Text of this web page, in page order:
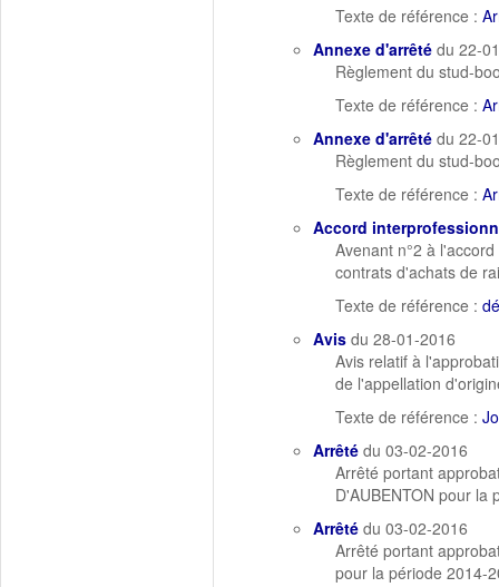
Texte de référence :
Annexe d'arrêté du 22-
Règlement du stud-
Texte de référence :
Annexe d'arrêté du 22-
Règlement du stud-
Texte de référence :
Accord
Avenant n°2 à
contrats d'achats de
Texte de référence :
Avis du 28-01-2016
Avis relatif à
de l'appellation
Texte de référence :
Arrêté du 03-02-2016
Arrêté portant
D'AUBENTON pour la
Arrêté du 03-02-2016
Arrêté portant
pour la période 2014-